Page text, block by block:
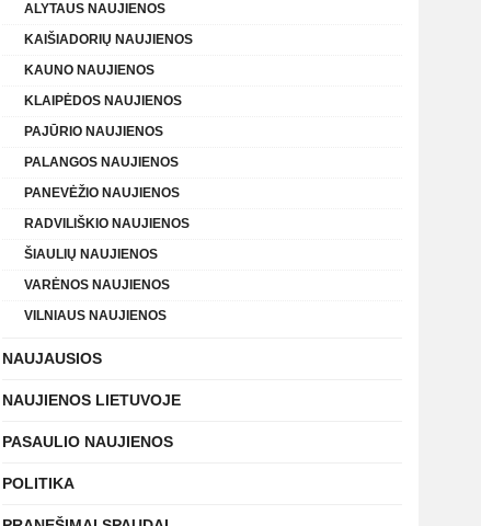
ALYTAUS NAUJIENOS
KAIŠIADORIŲ NAUJIENOS
KAUNO NAUJIENOS
KLAIPĖDOS NAUJIENOS
PAJŪRIO NAUJIENOS
PALANGOS NAUJIENOS
PANEVĖŽIO NAUJIENOS
RADVILIŠKIO NAUJIENOS
ŠIAULIŲ NAUJIENOS
VARĖNOS NAUJIENOS
VILNIAUS NAUJIENOS
NAUJAUSIOS
NAUJIENOS LIETUVOJE
PASAULIO NAUJIENOS
POLITIKA